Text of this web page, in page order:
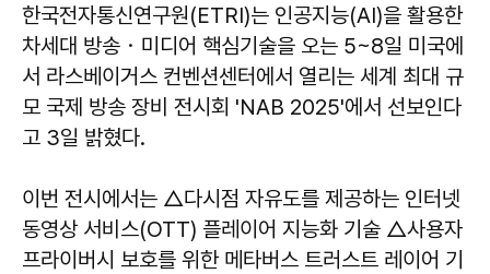
한국전자통신연구원(ETRI)는 인공지능(AI)을 활용한
차세대 방송・미디어 핵심기술을 오는 5~8일 미국에
서 라스베이거스 컨벤션센터에서 열리는 세계 최대 규
모 국제 방송 장비 전시회 'NAB 2025'에서 선보인다
고 3일 밝혔다.
이번 전시에서는 △다시점 자유도를 제공하는 인터넷
동영상 서비스(OTT) 플레이어 지능화 기술 △사용자
프라이버시 보호를 위한 메타버스 트러스트 레이어 기